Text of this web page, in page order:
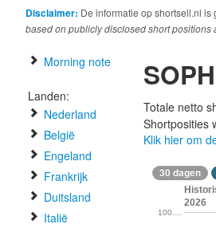
Disclaimer: De informatie op shortsell.nl
based on publicly disclosed short
Morning note
Landen:
Nederland
België
Engeland
Frankrijk
Duitsland
Italië
Totale netto
Shortposities
Klik hier om
30 dagen
2026
100.…